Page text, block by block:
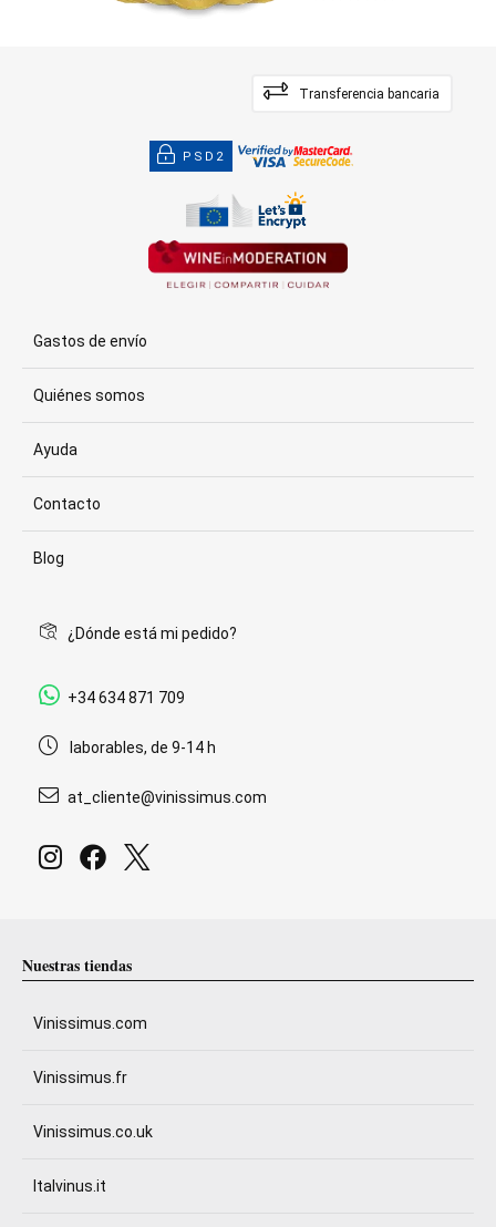
Transferencia bancaria
PSD2
Gastos de envío
Quiénes somos
Ayuda
Contacto
Blog
¿Dónde está mi pedido?
+34 634 871 709
laborables, de 9-14 h
at_cliente@vinissimus.com
Nuestras tiendas
Vinissimus.com
Vinissimus.fr
Vinissimus.co.uk
Italvinus.it